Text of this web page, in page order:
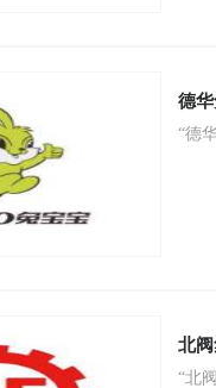
德
“德
北
“北